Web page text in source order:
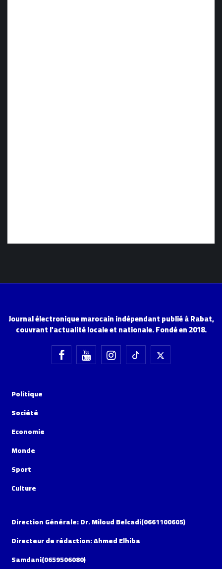
Journal électronique marocain indépendant publié à Rabat,
couvrant l'actualité locale et nationale. Fondé en 2018.
Politique
Société
Economie
Monde
Sport
Culture
Direction Générale: Dr. Miloud Belcadi(0661100605)
Directeur de rédaction: Ahmed Elhiba
Samdani(0659506080)